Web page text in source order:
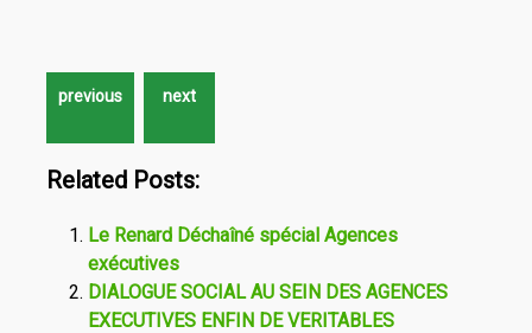
Related Posts:
Le Renard Déchaîné spécial Agences
exécutives
DIALOGUE SOCIAL AU SEIN DES AGENCES
EXECUTIVES ENFIN DE VERITABLES